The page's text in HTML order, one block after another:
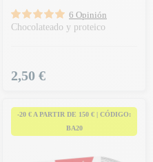
6 Opinión
Chocolateado y proteico
Precio
2,50 €
-20 € A PARTIR DE 150 € | CÓDIGO:
BA20